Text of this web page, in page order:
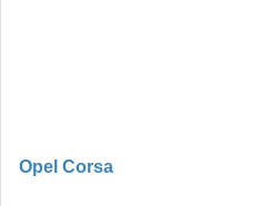
Opel Corsa